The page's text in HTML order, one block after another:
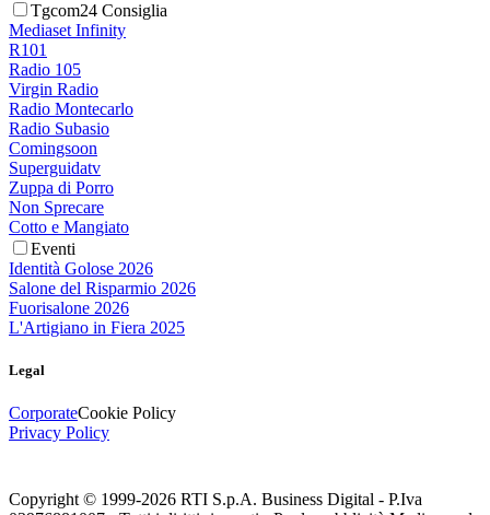
Tgcom24 Consiglia
Mediaset Infinity
R101
Radio 105
Virgin Radio
Radio Montecarlo
Radio Subasio
Comingsoon
Superguidatv
Zuppa di Porro
Non Sprecare
Cotto e Mangiato
Eventi
Identità Golose 2026
Salone del Risparmio 2026
Fuorisalone 2026
L'Artigiano in Fiera 2025
Legal
CorporateCookie Policy
Privacy Policy
Copyright © 1999-2026 RTI S.p.A. Business Digital - P.Iva